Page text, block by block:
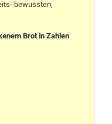
bewussten,
Brot in Zahlen